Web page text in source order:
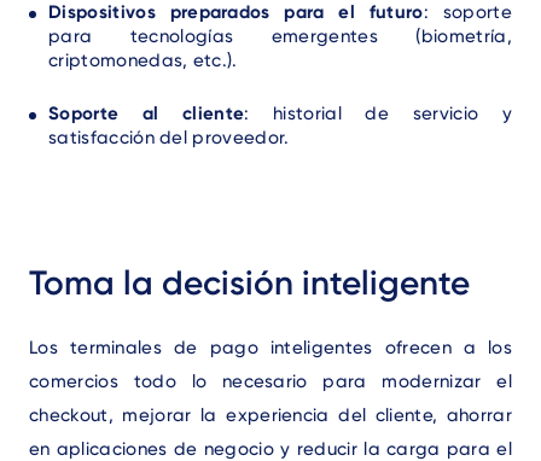
Dispositivos preparados para el futuro: soporte
para tecnologías emergentes (biometría,
criptomonedas, etc.).
Soporte al cliente: historial de servicio y
satisfacción del proveedor.
Toma la decisión inteligente
Los terminales de pago inteligentes ofrecen a los
comercios todo lo necesario para modernizar el
checkout, mejorar la experiencia del cliente, ahorrar
en aplicaciones de negocio y reducir la carga para el